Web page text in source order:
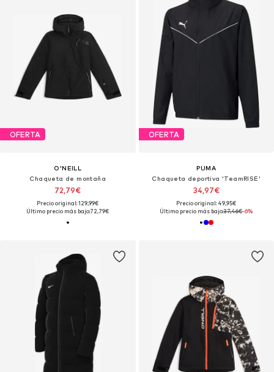
OFERTA
O'NEILL
Chaqueta de montaña
72,79€
Precio original: 129,99€
Último precio más bajo:72,79€
OFERTA
PUMA
Chaqueta deportiva 'TeamRISE'
34,97€
Precio original: 49,95€
Último precio más bajo:37,46€-6%